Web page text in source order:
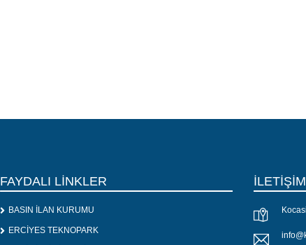
FAYDALI LİNKLER
BASIN İLAN KURUMU
ERCİYES TEKNOPARK